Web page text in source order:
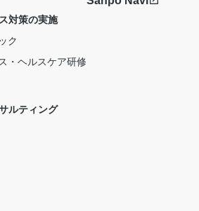
対策の実施
ク
・ヘルスケア研修
ルティング